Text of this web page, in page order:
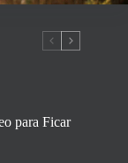
para Ficar